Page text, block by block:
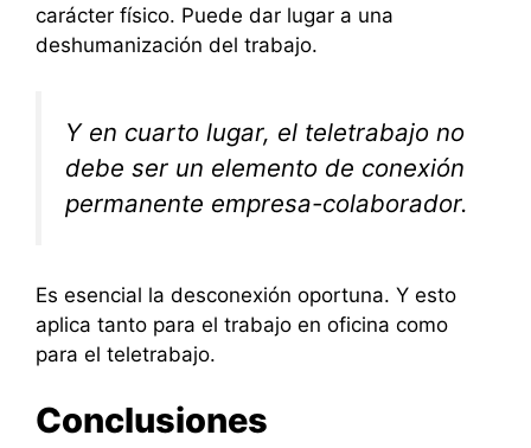
carácter físico. Puede dar lugar a una
deshumanización del trabajo.
Y en cuarto lugar, el teletrabajo no
debe ser un elemento de conexión
permanente empresa-colaborador.
Es esencial la desconexión oportuna. Y esto
aplica tanto para el trabajo en oficina como
para el teletrabajo.
Conclusiones